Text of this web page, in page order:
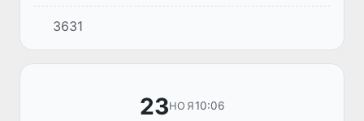
700 мегаваттли 8 та қуёш ва шамол электр
станцияси, Сирдарёда 500 мегаваттли газ
турбинаси ишга туш...
3631
23НОЯ10:06